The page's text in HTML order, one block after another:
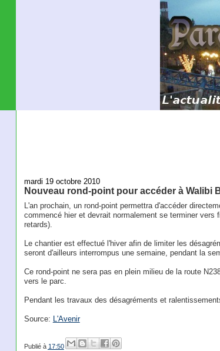
mardi 19 octobre 2010
Nouveau rond-point pour accéder à Walibi
L'an prochain, un rond-point permettra d'accéder
commencé hier et devrait normalement se terminer
retards).
Le chantier est effectué l'hiver afin de limiter les
seront d'ailleurs interrompus une semaine, pendant la
Ce rond-point ne sera pas en plein milieu de la route
vers le parc.
Pendant les travaux des désagréments et
Source: L'Avenir
Publié à 17:50